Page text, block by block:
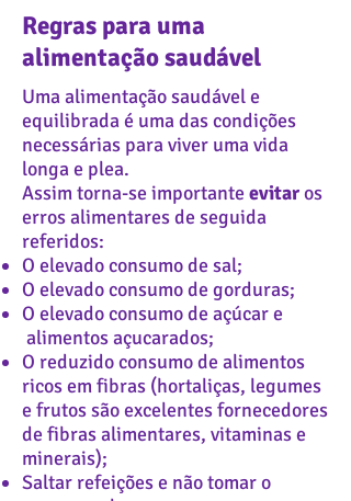
Regras para uma
alimentação saudável
Uma alimentação saudável e
equilibrada é uma das condições
necessárias para viver uma vida
longa e plea.
Assim torna-se importante evitaros
erros alimentares de seguida
referidos:
O elevado consumo de sal;
O elevado consumo de gorduras;
O elevado consumo de açúcar e
alimentos açucarados;
O reduzido consumo de alimentos
ricos em fibras (hortaliças, legumes
e frutos são excelentes fornecedores
de fibras alimentares, vitaminas e
minerais);
Saltar refeições e não tomar o